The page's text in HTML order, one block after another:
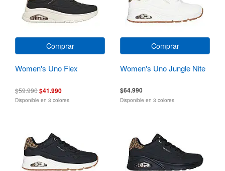
Comprar
Women's Uno Flex
$59.990$41.990
Disponible en 3 colores
Comprar
Women's Uno Jungle Nite
$64.990
Disponible en 3 colores